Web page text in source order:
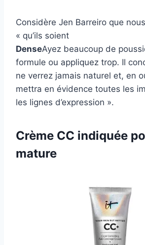
Considère Jen Barreiro que
« qu’ils soient
DenseAyez beaucoup de
formule ou appliquez trop. Il
ne verrez jamais naturel et, en
mettra en évidence toutes les
les lignes d’expression ».
Crème CC indiquée
mature